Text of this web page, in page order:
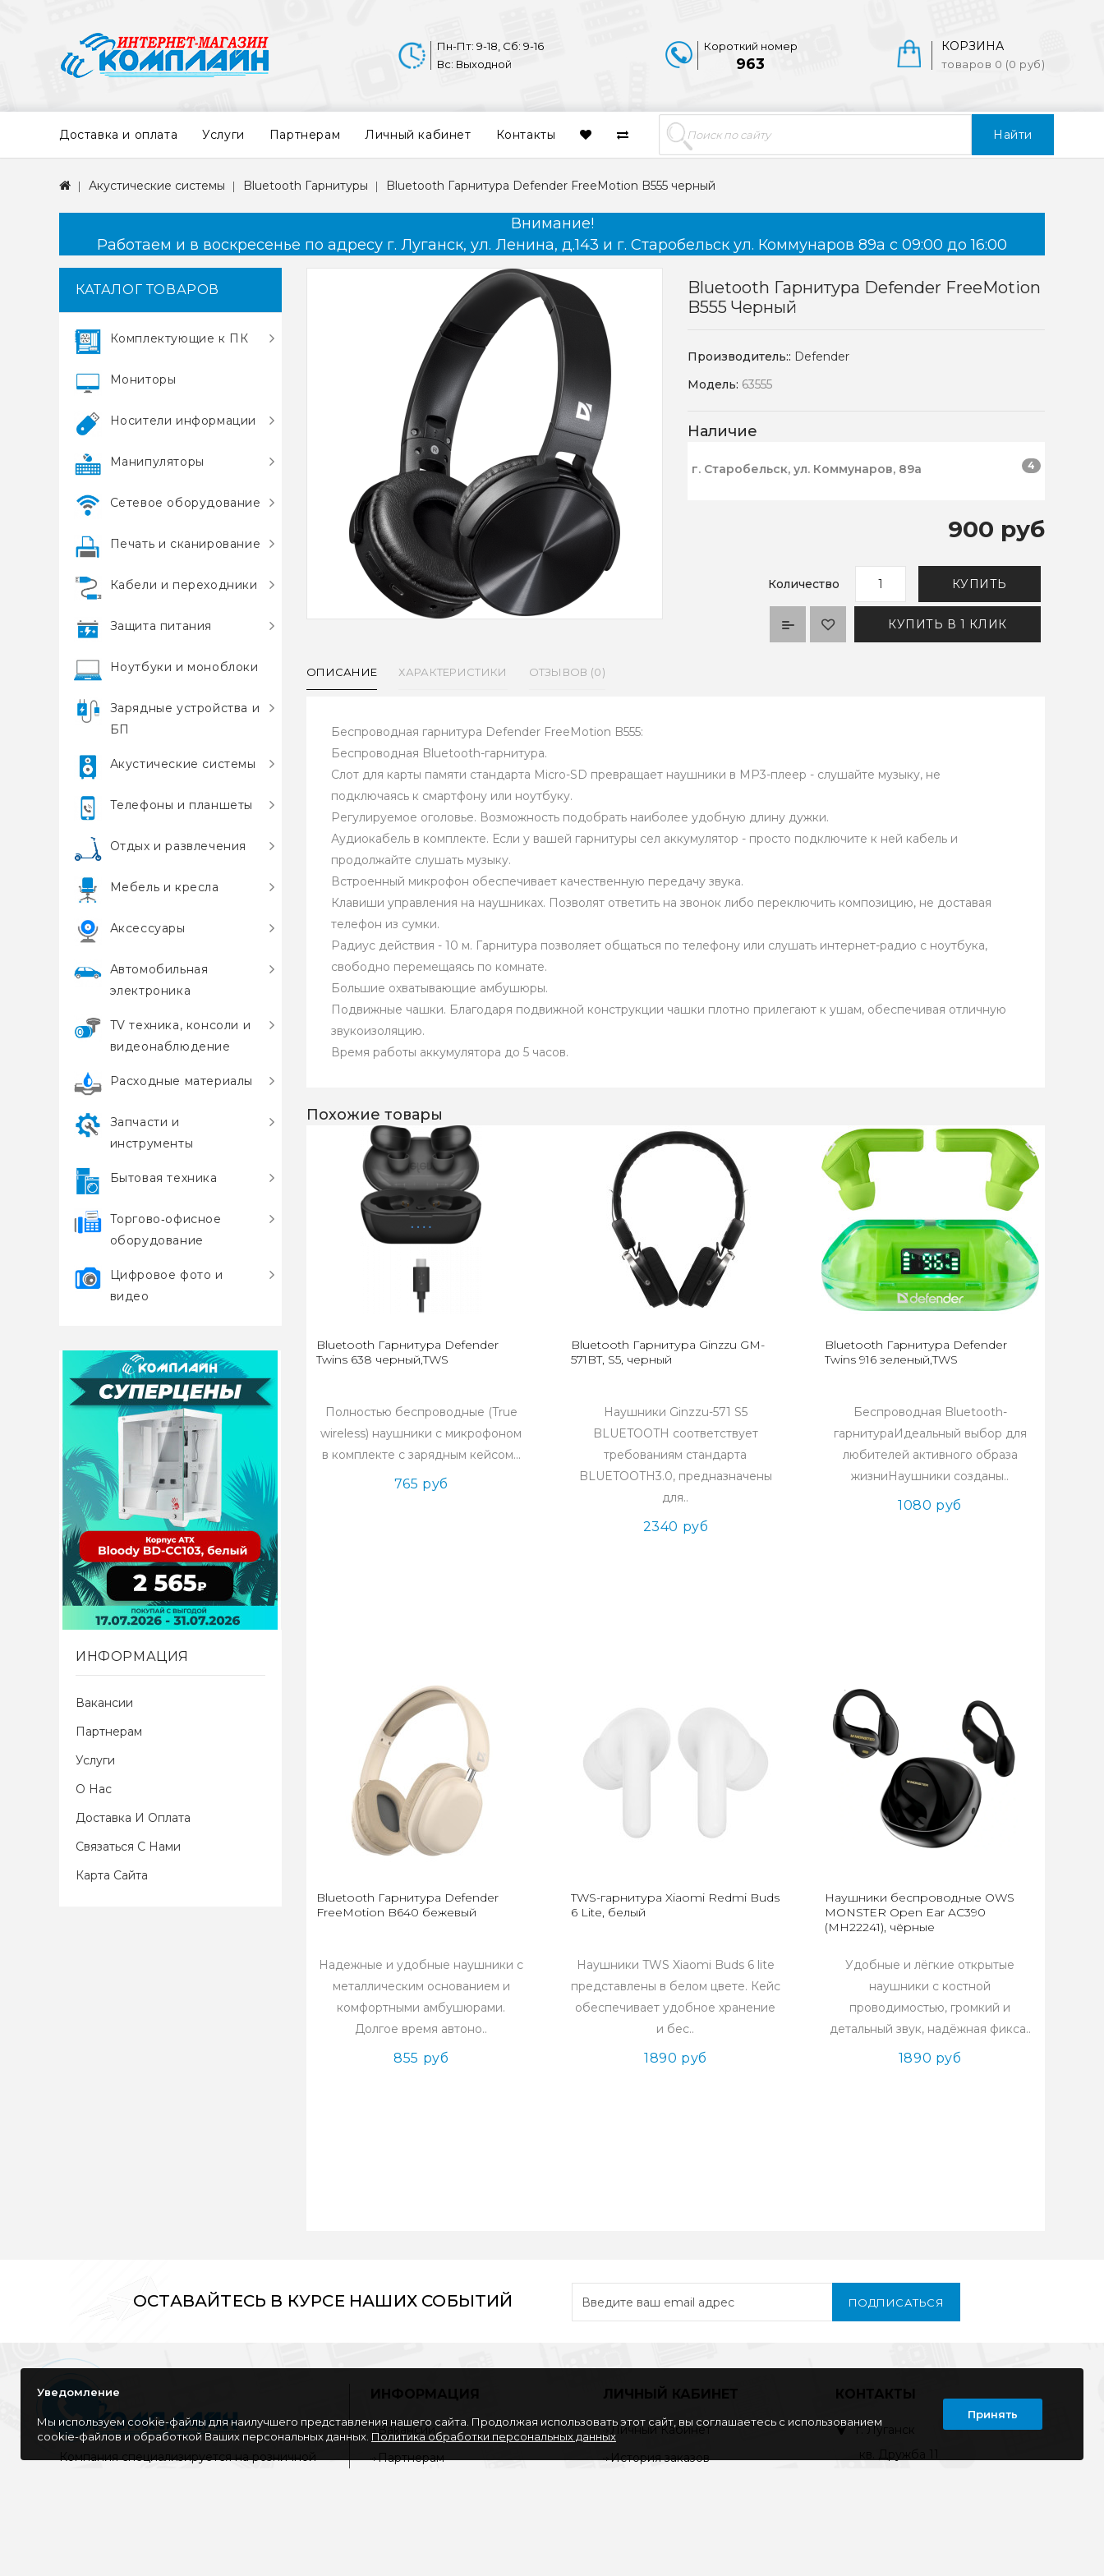
Найти
КОРЗИНА
товаров 0 (0 руб)
Короткий номер
963
Пн-Пт: 9-18, Сб: 9-16
Вс: Выходной
Доставка и оплата Услуги Партнерам Личный кабинет Контакты
Акустические системы Bluetooth Гарнитуры Bluetooth Гарнитура Defender FreeMotion B555 черный
Внимание!
Работаем и в воскресенье по адресу г. Луганск, ул. Ленина, д.143 и г. Старобельск ул. Коммунаров 89а с 09:00 до 16:00
КАТАЛОГ ТОВАРОВ
Комплектующие к ПК
Мониторы
Носители информации
Манипуляторы
Сетевое оборудование
Печать и сканирование
Кабели и переходники
Защита питания
Ноутбуки и моноблоки
Зарядные устройства и
БП
Акустические системы
Телефоны и планшеты
Отдых и развлечения
Мебель и кресла
Аксессуары
Автомобильная
электроника
TV техника, консоли и
видеонаблюдение
Расходные материалы
Запчасти и
инструменты
Бытовая техника
Торгово‑офисное
оборудование
Цифровое фото и
видео
ИНФОРМАЦИЯ
Вакансии
Партнерам
Услуги
О Нас
Доставка И Оплата
Связаться С Нами
Карта Сайта
Bluetooth Гарнитура Defender FreeMotion
B555 Черный
Производитель:: Defender
Модель: 63555
Наличие
г. Старобельск, ул. Коммунаров, 89а 4
900 руб
Количество КУПИТЬ
КУПИТЬ В 1 КЛИК
ОПИСАНИЕ ХАРАКТЕРИСТИКИ ОТЗЫВОВ (0)
Беспроводная гарнитура Defender FreeMotion B555:
Беспроводная Bluetooth-гарнитура.
Слот для карты памяти стандарта Micro-SD превращает наушники в MP3-плеер - слушайте музыку, не
подключаясь к смартфону или ноутбуку.
Регулируемое оголовье. Возможность подобрать наиболее удобную длину дужки.
Аудиокабель в комплекте. Если у вашей гарнитуры сел аккумулятор - просто подключите к ней кабель и
продолжайте слушать музыку.
Встроенный микрофон обеспечивает качественную передачу звука.
Клавиши управления на наушниках. Позволят ответить на звонок либо переключить композицию, не доставая
телефон из сумки.
Радиус действия - 10 м. Гарнитура позволяет общаться по телефону или слушать интернет-радио с ноутбука,
свободно перемещаясь по комнате.
Большие охватывающие амбушюры.
Подвижные чашки. Благодаря подвижной конструкции чашки плотно прилегают к ушам, обеспечивая отличную
звукоизоляцию.
Время работы аккумулятора до 5 часов.
Похожие товары
Bluetooth Гарнитура Defender
Twins 638 черный,TWS
Полностью беспроводные (True
wireless) наушники с микрофоном
в комплекте с зарядным кейсом...
765 руб
Bluetooth Гарнитура Ginzzu GM-
571BT, S5, черный
Наушники Ginzzu-571 S5
BLUETOOTH соответствует
требованиям стандарта
BLUETOOTH3.0, предназначены
для..
2340 руб
Bluetooth Гарнитура Defender
Twins 916 зеленый,TWS
Беспроводная Bluetooth-
гарнитураИдеальный выбор для
любителей активного образа
жизниНаушники созданы..
1080 руб
Bluetooth Гарнитура Defender
FreeMotion B640 бежевый
Надежные и удобные наушники с
металлическим основанием и
комфортными амбушюрами.
Долгое время автоно..
855 руб
TWS-гарнитура Xiaomi Redmi Buds
6 Lite, белый
Наушники TWS Xiaomi Buds 6 lite
представлены в белом цвете. Кейс
обеспечивает удобное хранение
и бес..
1890 руб
Наушники беспроводные OWS
MONSTER Open Ear AC390
(MH22241), чёрные
Удобные и лёгкие открытые
наушники с костной
проводимостью, громкий и
детальный звук, надёжная фикса..
1890 руб
ОСТАВАЙТЕСЬ В КУРСЕ НАШИХ СОБЫТИЙ ПОДПИСАТЬСЯ
Компания специализируется на розничной
ИНФОРМАЦИЯ
Вакансии
Партнерам
ЛИЧНЫЙ КАБИНЕТ
Личный Кабинет
История заказов
КОНТАКТЫ
г. Луганск
кв. Дружба 11
Уведомление
Мы используем cookie-файлы для наилучшего представления нашего сайта. Продолжая использовать этот сайт, вы соглашаетесь с использованием
cookie-файлов и обработкой Ваших персональных данных. Политика обработки персональных данных
Принять